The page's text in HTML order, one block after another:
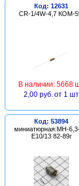
Код: 12631
CR-1/4W-4,7 КОМ-
В наличии: 5668
2,00 руб. от 1 шт
Код: 53894
миниатюрная:МН-
Е10/13 82-89г